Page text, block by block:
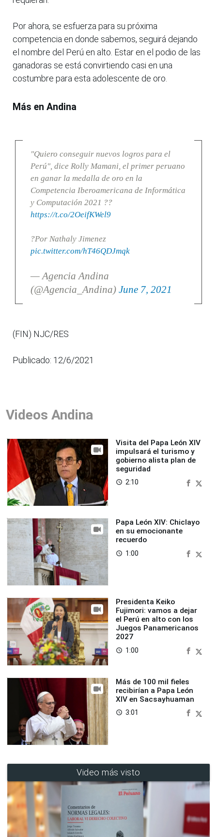
Por ahora, se esfuerza para su próxima
competencia en donde sabemos, seguirá dejando
el nombre del Perú en alto. Estar en el podio de las
ganadoras se está convirtiendo casi en una
costumbre para esta adolescente de oro.
Más en Andina
"Quiero conseguir nuevos logros para el
Perú", dice Rolly Mamani, el primer peruano
en ganar la medalla de oro en la
Competencia Iberoamericana de Informática
y Computación 2021 ??
https://t.co/2OeifKWel9
?Por Nathaly Jimenez
pic.twitter.com/hT46QDJmqk
— Agencia Andina
(@Agencia_Andina) June 7, 2021
(FIN) NJC/RES
Publicado: 12/6/2021
Videos Andina
Visita del Papa León XIV
impulsará el turismo y
gobierno alista plan de
seguridad
access_time 2:10
Papa León XIV: Chiclayo
en su emocionante
recuerdo
access_time 1:00
Presidenta Keiko
Fujimori: vamos a dejar
el Perú en alto con los
Juegos Panamericanos
2027
access_time 1:00
Más de 100 mil fieles
recibirían a Papa León
XIV en Sacsayhuaman
access_time 3:01
Video más visto